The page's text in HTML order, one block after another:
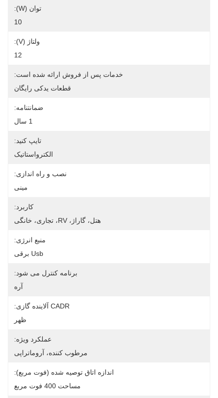
توان (W):
10
ولتاژ (V):
12
خدمات پس از فروش ارائه شده است:
قطعات یدکی رایگان
ضمانتنامه:
1 سال
تایپ کنید:
الکترواستاتیک
نصب و راه اندازی:
مینی
کاربرد:
هتل، گاراژ، RV، تجاری، خانگی
منبع انرژی:
Usb برقی
برنامه کنترل می شود:
آره
CADR آلاینده گازی:
ظهر
عملکرد ویژه:
مرطوب کننده، آروماتراپی
اندازه اتاق توصیه شده (فوت مربع):
مساحت 400 فوت مربع